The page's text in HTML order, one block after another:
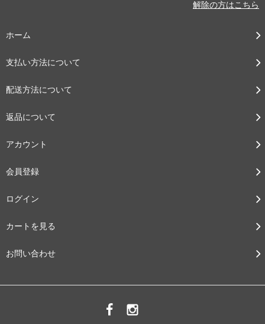
解除の方はこちら
ホーム
支払い方法について
配送方法について
返品について
アカウント
会員登録
ログイン
カートを見る
お問い合わせ